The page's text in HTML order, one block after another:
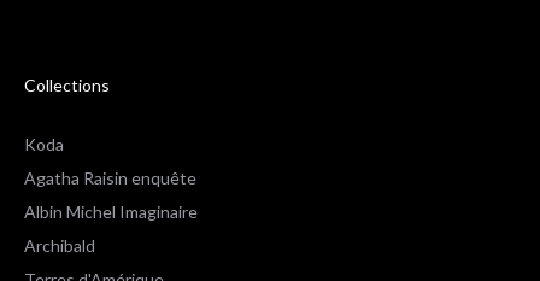
Collections
Koda
Agatha Raisin enquête
Albin Michel Imaginaire
Archibald